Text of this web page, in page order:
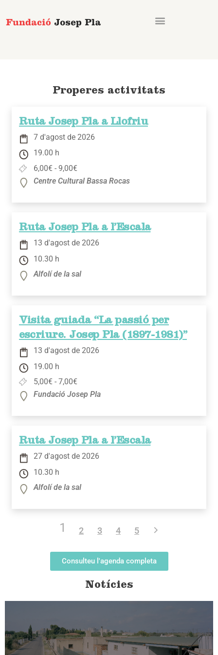
al
Properes activitats
Ruta Josep Pla a Llofriu
7 d'agost de 2026
19.00 h
6,00€ - 9,00€
Centre Cultural Bassa Rocas
Ruta Josep Pla a l’Escala
13 d'agost de 2026
10.30 h
Alfolí de la sal
Visita guiada “La passió per
escriure. Josep Pla (1897-1981)”
13 d'agost de 2026
19.00 h
5,00€ - 7,00€
Fundació Josep Pla
Ruta Josep Pla a l’Escala
27 d'agost de 2026
10.30 h
Alfolí de la sal
1 2 3 4 5
Consulteu l'agenda completa
Notícies